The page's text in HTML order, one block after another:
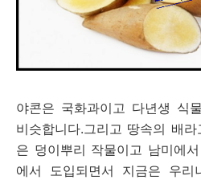
야콘은 국화과이고 다년생 식
비슷합니다.그리고 땅속의 배
은 덩이뿌리 작물이고 남미에
에서 도입되면서 지금은 우리